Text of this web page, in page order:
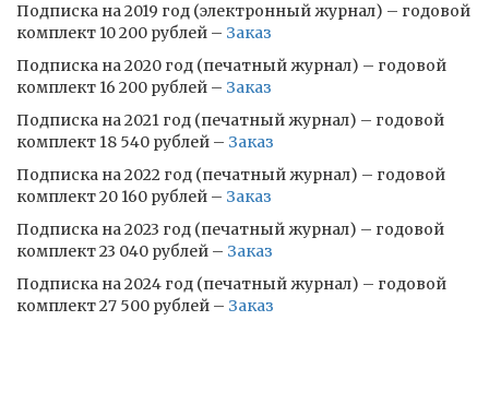
Подписка на 2019 год (электронный журнал) – годовой
комплект 10 200 рублей – Заказ
Подписка на 2020 год (печатный журнал) – годовой
комплект 16 200 рублей – Заказ
Подписка на 2021 год (печатный журнал) – годовой
комплект 18 540 рублей – Заказ
Подписка на 2022 год (печатный журнал) – годовой
комплект 20 160 рублей – Заказ
Подписка на 2023 год (печатный журнал) – годовой
комплект 23 040 рублей – Заказ
Подписка на 2024 год (печатный журнал) – годовой
комплект 27 500 рублей – Заказ